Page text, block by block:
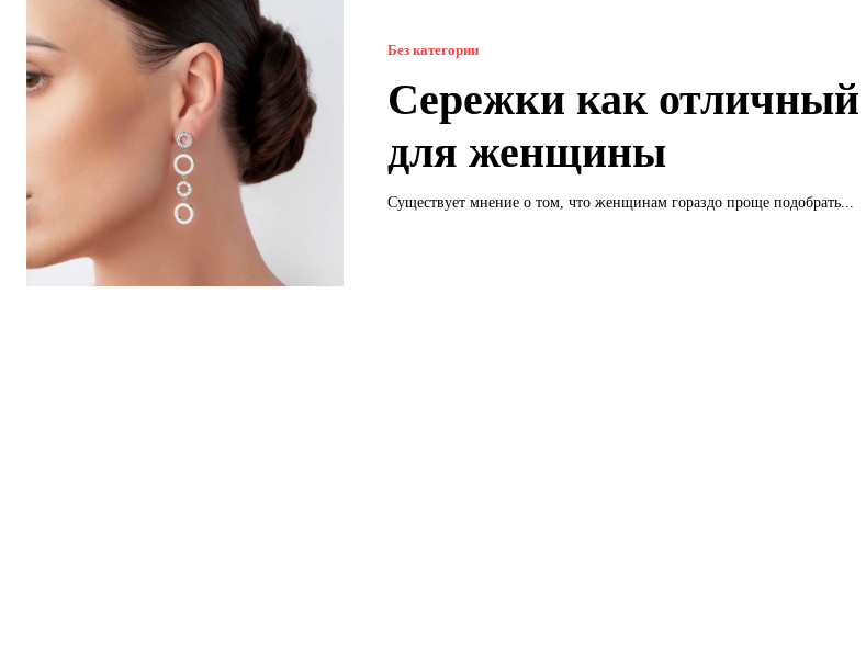
Без категории
Сережки как отличный
для женщины
Существует мнение о том, что женщинам гораздо проще подобрать...